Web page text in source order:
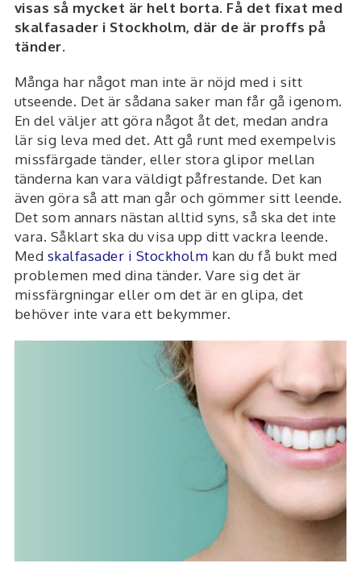
visas så mycket är helt borta. Få det fixat med
skalfasader i Stockholm, där de är proffs på
tänder.
Många har något man inte är nöjd med i sitt
utseende. Det är sådana saker man får gå igenom.
En del väljer att göra något åt det, medan andra
lär sig leva med det. Att gå runt med exempelvis
missfärgade tänder, eller stora glipor mellan
tänderna kan vara väldigt påfrestande. Det kan
även göra så att man går och gömmer sitt leende.
Det som annars nästan alltid syns, så ska det inte
vara. Såklart ska du visa upp ditt vackra leende.
Med skalfasader i Stockholm kan du få bukt med
problemen med dina tänder. Vare sig det är
missfärgningar eller om det är en glipa, det
behöver inte vara ett bekymmer.